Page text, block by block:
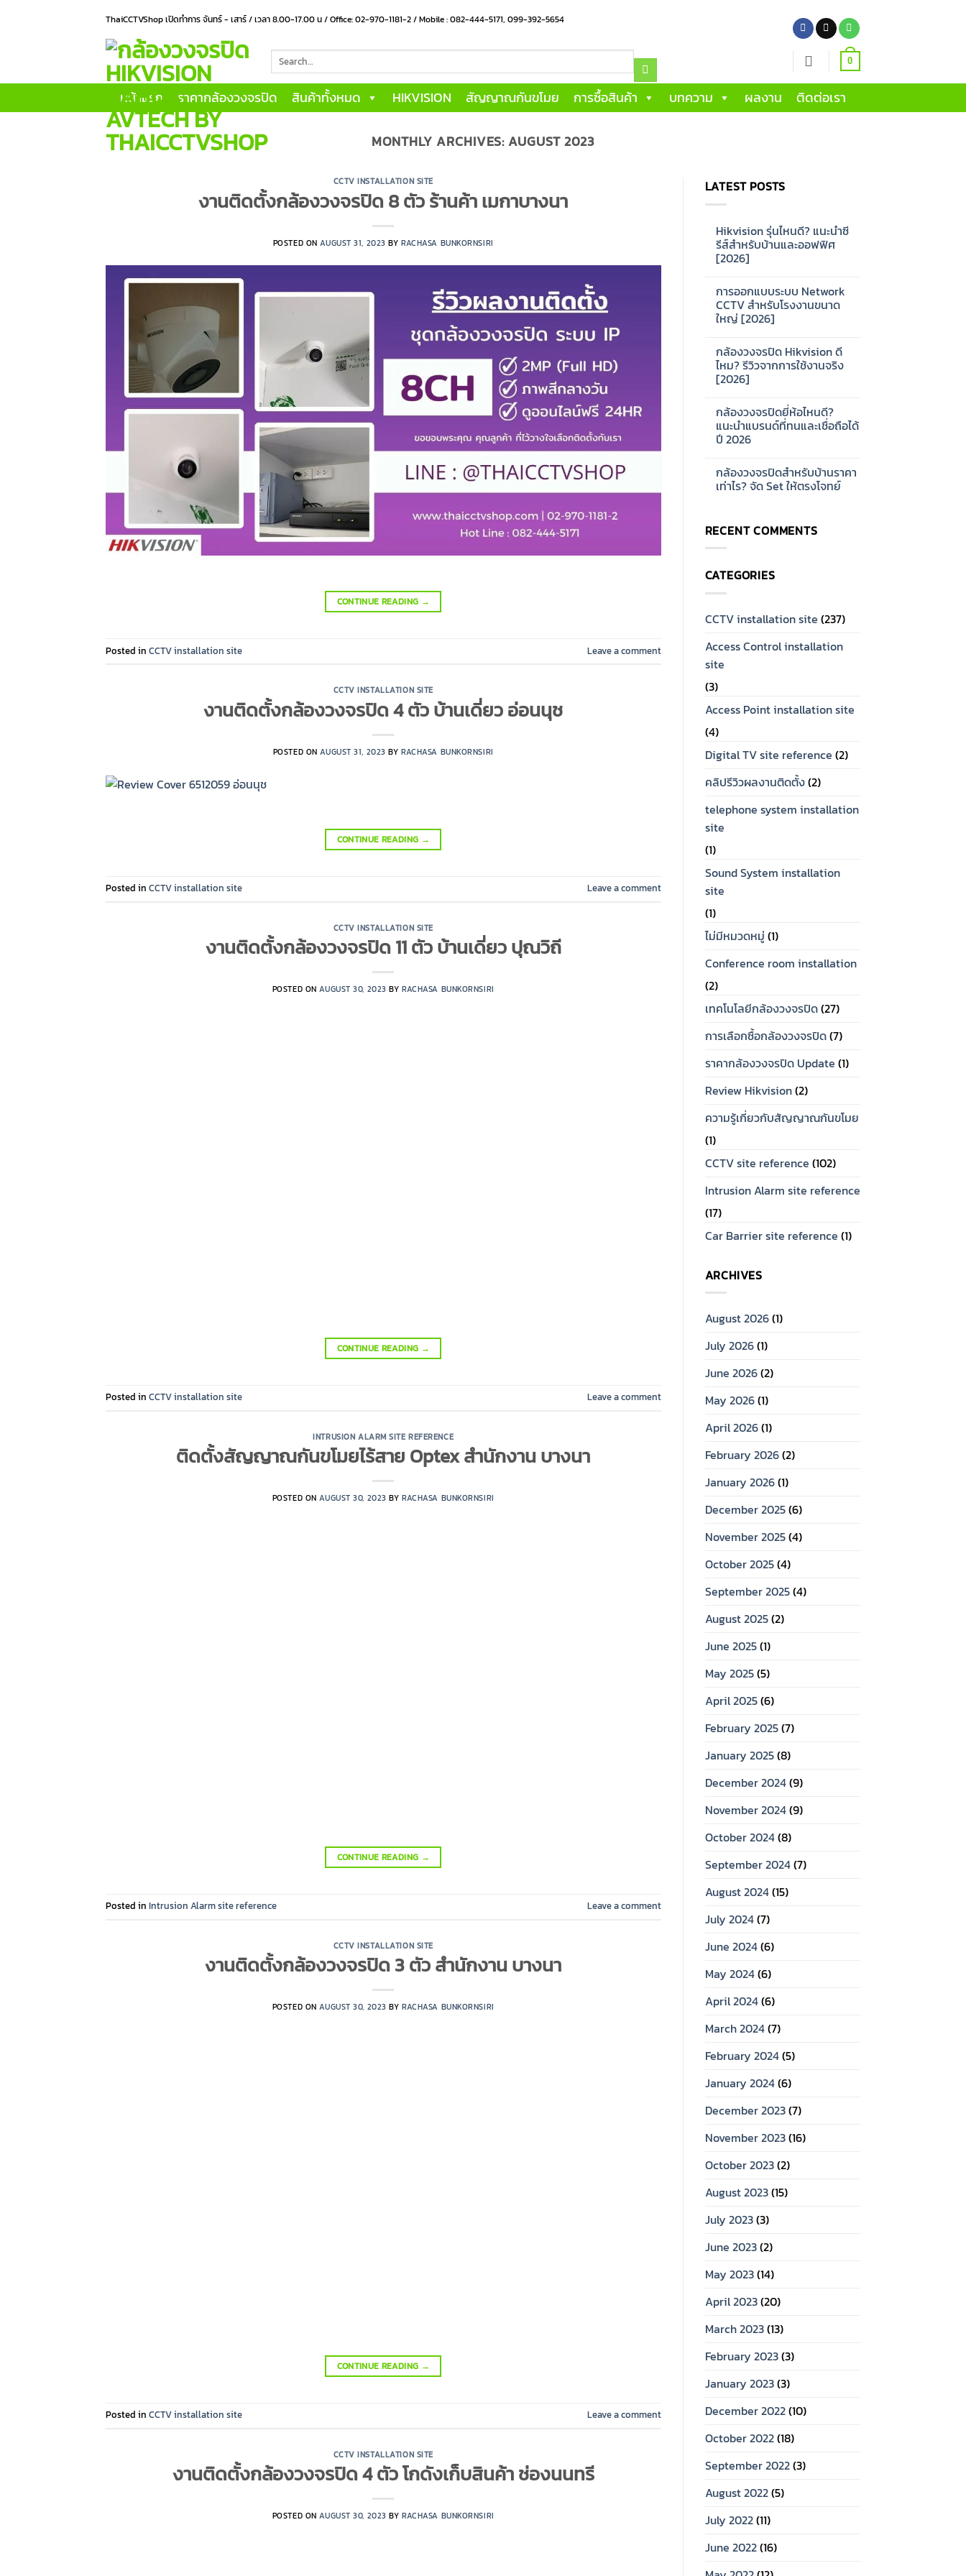
ThaiCCTVShop เปิดทำการ จันทร์ - เสาร์ / เวลา 8.00-17.00 น / Office: 02-970-1181-2 / Mobile : 082-444-5171, 099-392-5654
for:
0
หน้าแรก ราคากล้องวงจรปิด สินค้าทั้งหมด HIKVISION สัญญาณกันขโมย การซื้อสินค้า บทความ ผลงาน ติดต่อเรา
MONTHLY ARCHIVES:AUGUST 2023
CCTV INSTALLATION SITE
งานติดตั้งกล้องวงจรปิด 8 ตัว ร้านค้า เมกาบางนา
POSTED ONAUGUST 31, 2023 BYRACHASA BUNKORNSIRI
CONTINUE READING →
Posted in CCTV installation site Leave a comment
CCTV INSTALLATION SITE
งานติดตั้งกล้องวงจรปิด 4 ตัว บ้านเดี่ยว อ่อนนุช
POSTED ONAUGUST 31, 2023 BYRACHASA BUNKORNSIRI
CONTINUE READING →
Posted in CCTV installation site Leave a comment
CCTV INSTALLATION SITE
งานติดตั้งกล้องวงจรปิด 11 ตัว บ้านเดี่ยว ปุณวิถี
POSTED ONAUGUST 30, 2023 BYRACHASA BUNKORNSIRI
CONTINUE READING →
Posted in CCTV installation site Leave a comment
INTRUSION ALARM SITE REFERENCE
ติดตั้งสัญญาณกันขโมยไร้สาย Optex สำนักงาน บางนา
POSTED ONAUGUST 30, 2023 BYRACHASA BUNKORNSIRI
CONTINUE READING →
Posted in Intrusion Alarm site reference Leave a comment
CCTV INSTALLATION SITE
งานติดตั้งกล้องวงจรปิด 3 ตัว สำนักงาน บางนา
POSTED ONAUGUST 30, 2023 BYRACHASA BUNKORNSIRI
CONTINUE READING →
Posted in CCTV installation site Leave a comment
CCTV INSTALLATION SITE
งานติดตั้งกล้องวงจรปิด 4 ตัว โกดังเก็บสินค้า ช่องนนทรี
POSTED ONAUGUST 30, 2023 BYRACHASA BUNKORNSIRI
LATEST POSTS
Hikvision รุ่นไหนดี? แนะนำซี
รีส์สำหรับบ้านและออฟฟิศ
[2026]
on
Hikvision
รุ่น
ไหน
ซี
รีส์
สำหรับ
บ้าน
และ
การออกแบบระบบ Network
CCTV สำหรับโรงงานขนาด
ใหญ่ [2026]
on
การ
ออกแบบ
ระบบ
สำหรับ
โรงงาน
ขนาด
ใหญ่
[2026]
กล้องวงจรปิด Hikvision ดี
ไหม? รีวิวจากการใช้งานจริง
[2026]
on
กล้อง
วงจรปิด
Hikvision
รีวิว
จาก
การ
[2026]
กล้องวงจรปิดยี่ห้อไหนดี?
แนะนำแบรนด์ที่ทนและเชื่อถือได้
ปี 2026
on
กล้อง
วงจรปิด
แนะนำ
แบรนด์
ที่
เชื่อ
ได้
กล้องวงจรปิดสำหรับบ้านราคา
เท่าไร? จัด Set ให้ตรงโจทย์
กล้อง
วงจรปิด
สำหรับ
เท่าไร?
Set
โจทย์
RECENT COMMENTS
CATEGORIES
CCTV installation site (237)
Access Control installation
site
(3)
Access Point installation site
(4)
Digital TV site reference (2)
คลิปรีวิวผลงานติดตั้ง(2)
telephone system installation
site
(1)
Sound System installation
site
(1)
ไม่มีหมวดหมู่ (1)
Conference room installation
(2)
เทคโนโลยีกล้องวงจรปิด(27)
การเลือกซื้อกล้องวงจรปิด(7)
ราคากล้องวงจรปิด Update (1)
Review Hikvision(2)
ความรู้เกี่ยวกับสัญญาณกันขโมย
(1)
CCTV site reference (102)
Intrusion Alarm site reference
(17)
Car Barrier site reference (1)
ARCHIVES
August 2026(1)
July 2026(1)
June 2026(2)
May 2026(1)
April 2026(1)
February 2026(2)
January 2026(1)
December 2025(6)
November 2025(4)
October 2025(4)
September 2025(4)
August 2025(2)
June 2025(1)
May 2025(5)
April 2025(6)
February 2025(7)
January 2025(8)
December 2024(9)
November 2024(9)
October 2024(8)
September 2024(7)
August 2024(15)
July 2024(7)
June 2024(6)
May 2024(6)
April 2024(6)
March 2024(7)
February 2024(5)
January 2024(6)
December 2023(7)
November 2023(16)
October 2023(2)
August 2023(15)
July 2023(3)
June 2023(2)
May 2023(14)
April 2023(20)
March 2023(13)
February 2023(3)
January 2023(3)
December 2022(10)
October 2022(18)
September 2022(3)
August 2022(5)
July 2022(11)
June 2022(16)